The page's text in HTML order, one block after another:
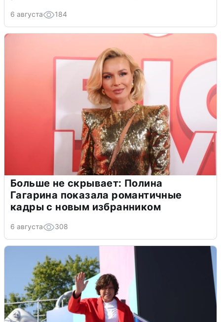
6 августа 184
Больше не скрывает: Полина
Гагарина показала романтичные
кадры с новым избранником
6 августа 308